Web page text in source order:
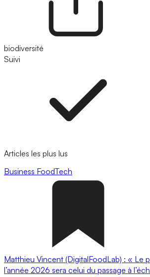
biodiversité
Suivi
Articles les plus lus
Business FoodTech
Matthieu Vincent (DigitalFoodLab) : « Le
l’année 2026 sera celui du passage à